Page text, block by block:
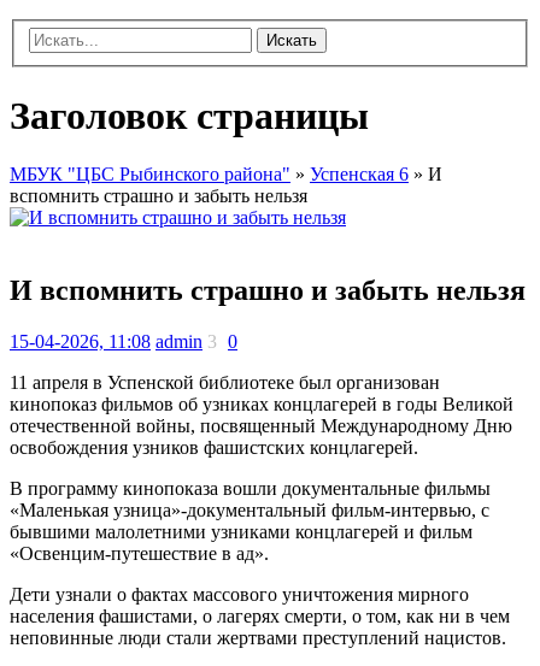
Искать
Заголовок страницы
МБУК "ЦБС Рыбинского района" » Успенская 6 » И
вспомнить страшно и забыть нельзя
И вспомнить страшно и забыть нельзя
15-04-2026, 11:08 admin 3 0
11 апреля в Успенской библиотеке был организован
кинопоказ фильмов об узниках концлагерей в годы Великой
отечественной войны, посвященный Международному Дню
освобождения узников фашистских концлагерей.
В программу кинопоказа вошли документальные фильмы
«Маленькая узница»-документальный фильм-интервью, с
бывшими малолетними узниками концлагерей и фильм
«Освенцим-путешествие в ад».
Дети узнали о фактах массового уничтожения мирного
населения фашистами, о лагерях смерти, о том, как ни в чем
неповинные люди стали жертвами преступлений нацистов.